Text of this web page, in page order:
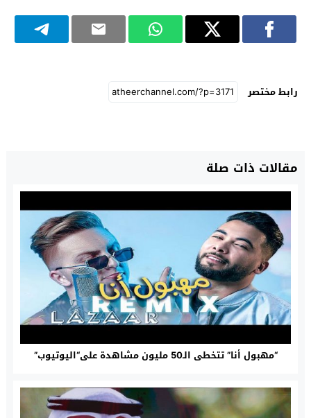
رابط مختصر
مقالات ذات صلة
“مهبول أنا” تتخطى الـ50 مليون مشاهدة على“اليوتيوب”